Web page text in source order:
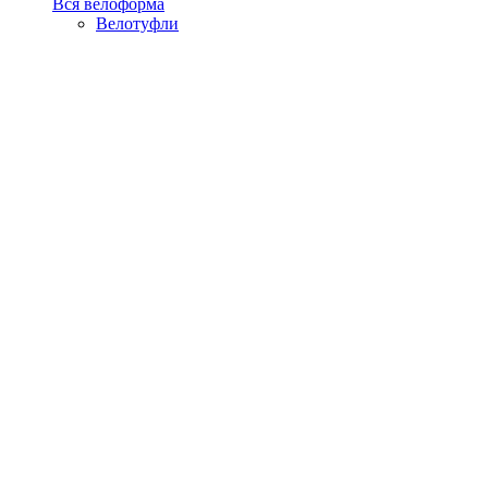
Вся велоформа
Велотуфли